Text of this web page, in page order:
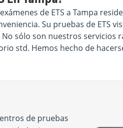
de ETS a Tampa
Su pruebas de ETS
sólo son nuestros servicios
std. Hemos hecho de
de pruebas